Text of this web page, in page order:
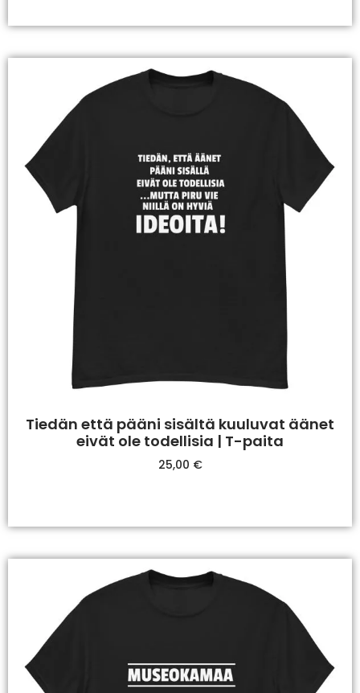
Tiedän että pääni sisältä kuuluvat äänet
eivät ole todellisia | T-paita
25,00 €